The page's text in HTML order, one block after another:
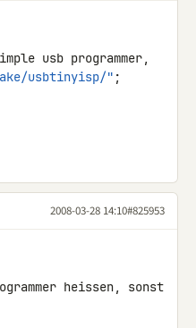
usbtinyisp/" ;
2008-03-28 14:10#825953
heissen, sonst